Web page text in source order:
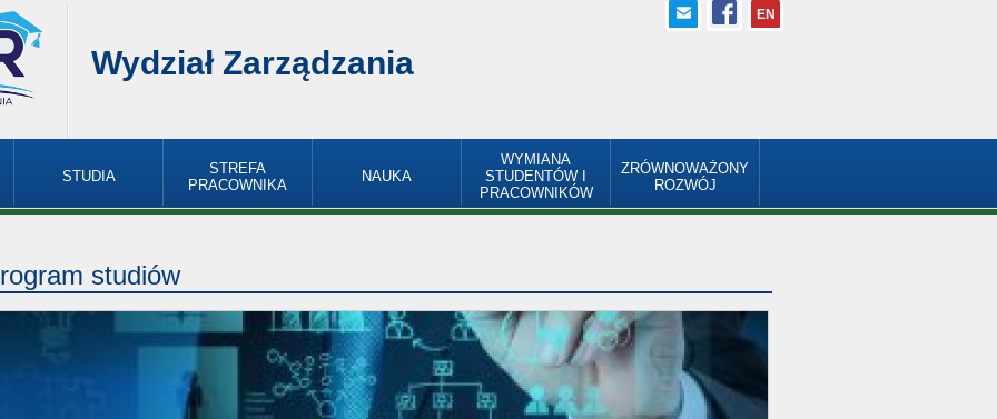
Wydział Zarządzania
EN
STUDIA
STREFA
PRACOWNIKA
NAUKA
WYMIANA
STUDENTÓW I
PRACOWNIKÓW
ZRÓWNOWAŻONY
ROZWÓJ
studiów